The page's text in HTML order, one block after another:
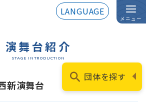
LANGUAGE
メニュー
演舞台紹介
STAGE INTRODUCTION
新演舞台
団体を探す